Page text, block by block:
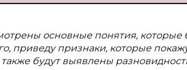
основные понятия, которые
приведу признаки, которые
также будут выявлены